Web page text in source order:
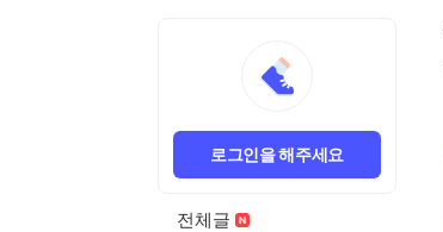
로그인을 해주세요
전체글